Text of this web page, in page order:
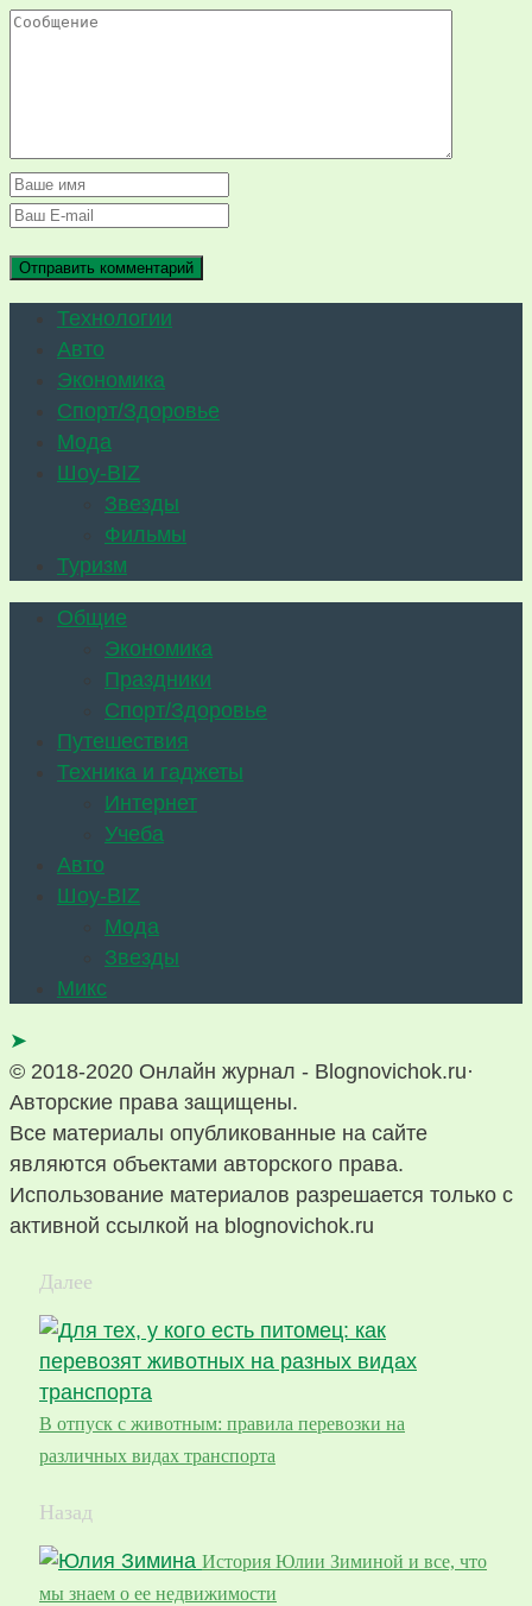
Технологии
Авто
Экономика
Спорт/Здоровье
Мода
Шоу-BIZ
Звезды
Фильмы
Туризм
Общие
Экономика
Праздники
Спорт/Здоровье
Путешествия
Техника и гаджеты
Интернет
Учеба
Авто
Шоу-BIZ
Мода
Звезды
Микс
➤
© 2018-2020 Онлайн журнал - Blognovichok.ru·
Авторские права защищены.
Все материалы опубликованные на сайте
являются объектами авторского права.
Использование материалов разрешается только с
активной ссылкой на blognovichok.ru
Далее
В отпуск с животным: правила перевозки на
различных видах транспорта
Назад
История Юлии Зиминой и все, что
мы знаем о ее недвижимости